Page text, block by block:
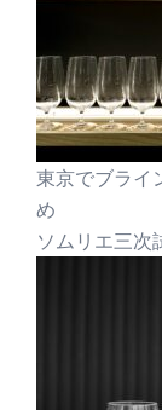
東京でブライ
め
ソムリエ三